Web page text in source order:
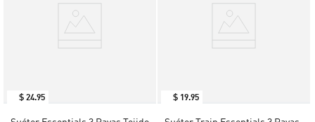
$ 24.95 $ 19.95